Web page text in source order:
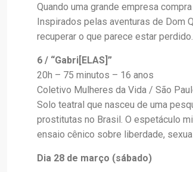
Quando uma grande empresa
Inspirados pelas aventuras de Dom
recuperar o que parece estar perdido.
6 / “Gabri[ELAS]”
20h – 75 minutos – 16 anos
Coletivo Mulheres da Vida / São
Solo teatral que nasceu de uma
prostitutas no Brasil. O espetáculo
ensaio cênico sobre liberdade,
Dia 28 de março (sábado)